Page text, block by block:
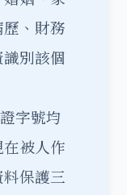
、財務
別該個
字號均
被人作
保護三